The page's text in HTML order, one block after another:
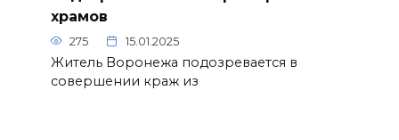
храмов
275 15.01.2025
Житель Воронежа подозревается в
совершении краж из